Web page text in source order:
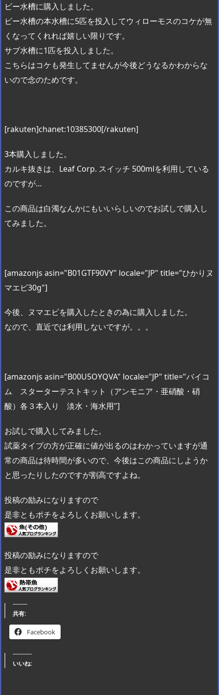
ビー水槽に購入しました。
ビー水槽の本水槽に5匹を投入してウィローモスのコケが無
くなってくれれば嬉しい限りです。
サブ水槽に1匹を投入しました。
こちらはコケも発生してませんが今後どうなるかわからな
いので念のためです。
[rakuten]chanet:10385300[/rakuten]
3本購入しました。
カルキ抜きは、Leaf Corp. スイッチ 500mlを利用している
のですが…
この商品は白濁なんかにもいいらしいのでお試しで購入し
てみました。
[amazonjs asin="B01GTF90VY" locale="JP" title="ひかりヌ
マエビ30g"]
今後、ヌマエビを購入したときの為に購入しました。
なので、直近では利用しないですが。。。
[amazonjs asin="B00U5OYQVA" locale="JP" title="バイコ
ム スターターテストキット（アンモニア・亜硝酸・硝
酸）各３本入り 淡水・海水用"]
お試しで購入してみました。
試薬タイプの方が正確に値が出るのはわかっていますが通
常の商品は待時間が多いので、今後はこの商品にしようか
と思ったりしたのですが割高ですよね。
投稿の励みになりますので
是非ともポチをよろしくお願いします。
投稿の励みになりますので
是非ともポチをよろしくお願いします。
共有:
Facebook
いいね: